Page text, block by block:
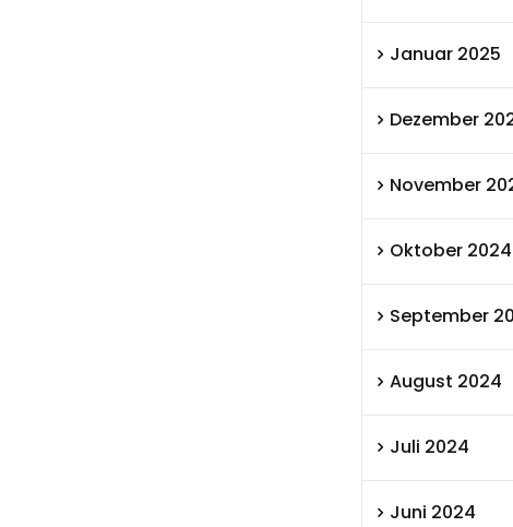
Januar 2025
Dezember
November
Oktober 2024
September
August 2024
Juli 2024
Juni 2024